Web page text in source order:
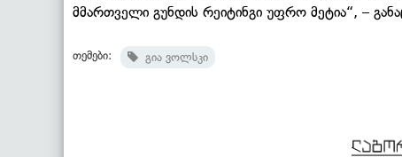
მმართველი გუნდის რეიტინგი უფრო მეტია“, –
თემები: გია ვოლსკი